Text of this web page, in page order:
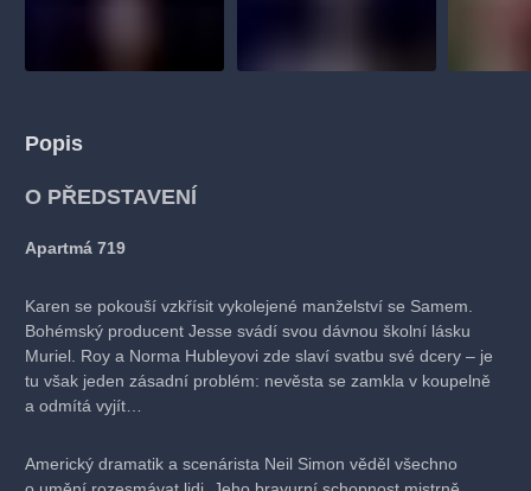
Popis
O PŘEDSTAVENÍ
Apartmá 719
Karen se pokouší vzkřísit vykolejené manželství se Samem.
Bohémský producent Jesse svádí svou dávnou školní lásku
Muriel. Roy a Norma Hubleyovi zde slaví svatbu své dcery – je
tu však jeden zásadní problém: nevěsta se zamkla v koupelně
a odmítá vyjít…
Americký dramatik a scenárista Neil Simon věděl všechno